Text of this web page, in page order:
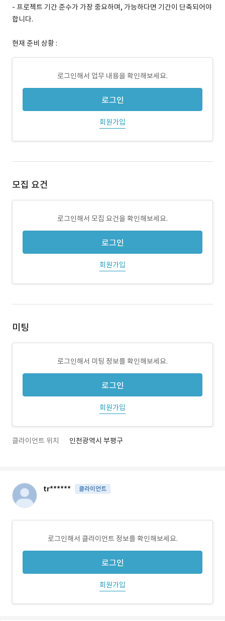
- 프로젝트 기간 준수가 가장 중요하며, 가능하다면 기간이 단축되어야
합니다.
현재 준비 상황 :
로그인해서 업무 내용을 확인해보세요.
로그인
회원가입
모집 요건
로그인해서 모집 요건을 확인해보세요.
로그인
회원가입
미팅
로그인해서 미팅 정보를 확인해보세요.
로그인
회원가입
클라이언트 위치 인천광역시 부평구
tr****** 클라이언트
로그인해서 클라이언트 정보를 확인해보세요.
로그인
회원가입